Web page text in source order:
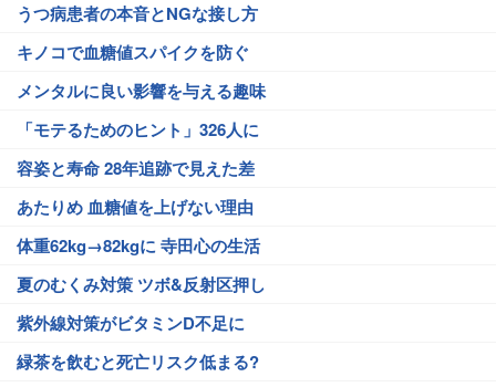
うつ病患者の本音とNGな接し方
キノコで血糖値スパイクを防ぐ
メンタルに良い影響を与える趣味
「モテるためのヒント」326人に
容姿と寿命 28年追跡で見えた差
あたりめ 血糖値を上げない理由
体重62kg→82kgに 寺田心の生活
夏のむくみ対策 ツボ&反射区押し
紫外線対策がビタミンD不足に
緑茶を飲むと死亡リスク低まる?